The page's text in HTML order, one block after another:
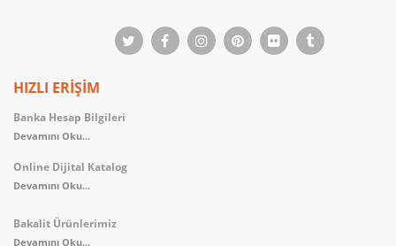
HIZLI ERİŞİM
Banka Hesap Bilgileri
Devamını Oku...
Online Dijital Katalog
Devamını Oku...
Bakalit Ürünlerimiz
Devamını Oku...